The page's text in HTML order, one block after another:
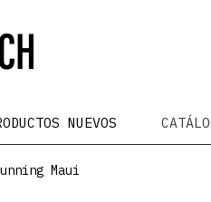
NUEVOS
Maui